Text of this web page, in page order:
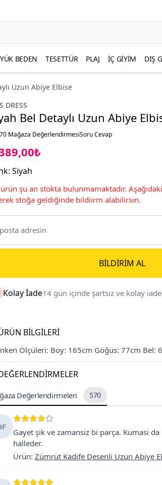
BEDEN TESETTÜR PLAJ İÇ GIYIM DIŞ
Uzun Abiye Elbise
DRESS
Bel Detaylı Uzun Abiye
Mağaza DeğerlendirmesiSoru Cevap
: Siyah
şu an stokta bulunmamaktadır.
stoğa geldiğinde bildiirm alabilirsin.
BILDIRIM AL
Kolay İade14 gün içinde şartsız ve kolay
BILGILERI
Ölçüleri: Boy: 165cm Göğüs: 77cm Bel:
Değerlendirmeleri 570
Gayet şik ve zamansiz bi parça. Kumasi
halleder.
Ürün: Zümrüt Kadife Desenli Uzun Abiye